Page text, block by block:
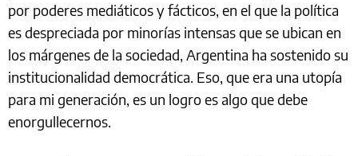
por poderes mediáticos y fácticos, en el que la política
es despreciada por minorías intensas que se ubican en
los márgenes de la sociedad, Argentina ha sostenido su
institucionalidad democrática. Eso, que era una utopía
para mi generación, es un logro es algo que debe
enorgullecernos.